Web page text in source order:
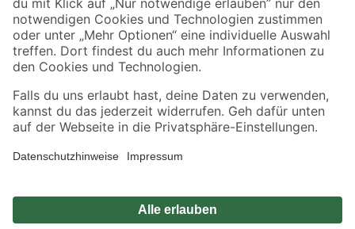
Jetzt die toom-App herunterladen
Alle Preisangaben in EUR inkl. gesetzl. MwSt.. Die dargestellten Angebote sind unter
Umständen nicht in allen Märkten verfügbar. Die angegebenen Verfügbarkeiten beziehen
Produkte nur solange der Vorrat reicht.
*Paketversand ab 59 € versandkostenfrei, gilt nicht für Artikel mit Speditionsversand, hier
Privatsphäre Impressum
Nutzungsbedingungen
Widerrufsrecht Vertrag widerrufen